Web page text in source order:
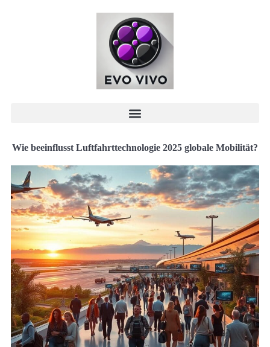
Wie beeinflusst Luftfahrttechnologie 2025 globale Mobilität?